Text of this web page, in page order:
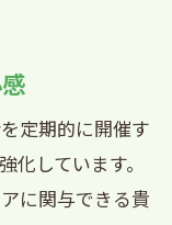
定期的に開催す
化しています。
に関与できる貴